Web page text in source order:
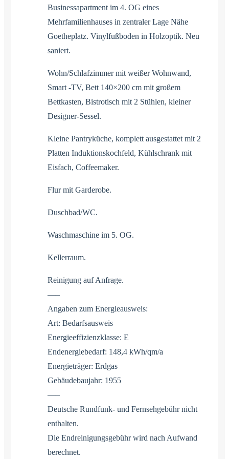
Businessapartment im 4. OG eines
Mehrfamilienhauses in zentraler Lage Nähe
Goetheplatz. Vinylfußboden in Holzoptik. Neu
saniert.
Wohn/Schlafzimmer mit weißer Wohnwand,
Smart -TV, Bett 140×200 cm mit großem
Bettkasten, Bistrotisch mit 2 Stühlen, kleiner
Designer-Sessel.
Kleine Pantryküche, komplett ausgestattet mit 2
Platten Induktionskochfeld, Kühlschrank mit
Eisfach, Coffeemaker.
Flur mit Garderobe.
Duschbad/WC.
Waschmaschine im 5. OG.
Kellerraum.
Reinigung auf Anfrage.
—–
Angaben zum Energieausweis:
Art: Bedarfsausweis
Energieeffizienzklasse: E
Endenergiebedarf: 148,4 kWh/qm/a
Energieträger: Erdgas
Gebäudebaujahr: 1955
—–
Deutsche Rundfunk- und Fernsehgebühr nicht
enthalten.
Die Endreinigungsgebühr wird nach Aufwand
berechnet.